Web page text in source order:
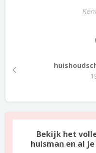
Bekijk het
huisman en al